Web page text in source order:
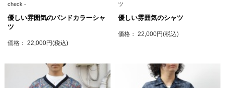
check -
優しい雰囲気のバンドカラーシャ
ツ
価格： 22,000円(税込)
ツ
優しい雰囲気のシャツ
価格： 22,000円(税込)